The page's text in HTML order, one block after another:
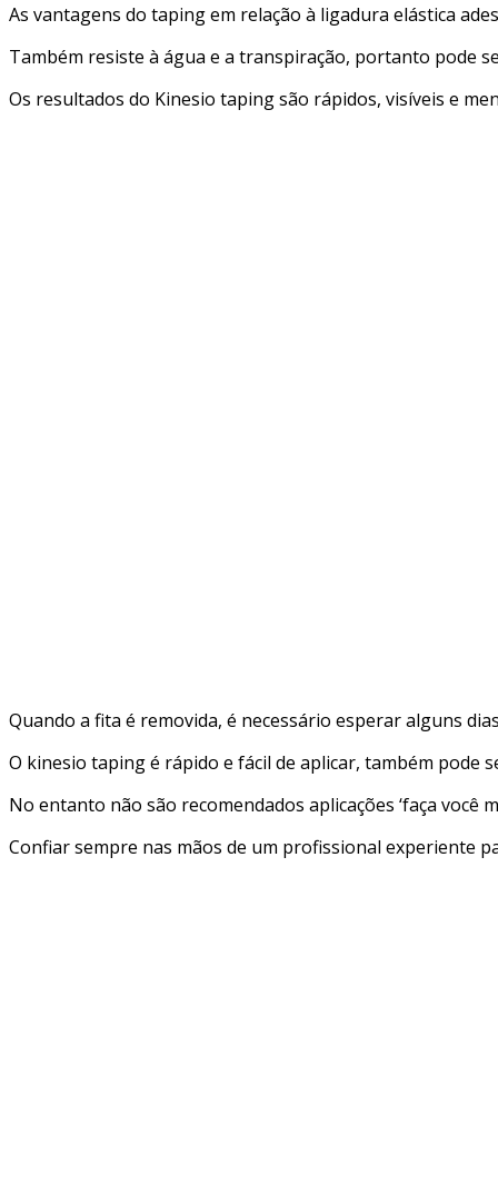
As vantagens do taping em relação à ligadura elástica
Também resiste à água e a transpiração, portanto pode
Os resultados do Kinesio taping são rápidos, visíveis e
Quando a fita é removida, é necessário esperar alguns
O kinesio taping é rápido e fácil de aplicar, também pode
No entanto não são recomendados aplicações ‘faça você
Confiar sempre nas mãos de um profissional experiente